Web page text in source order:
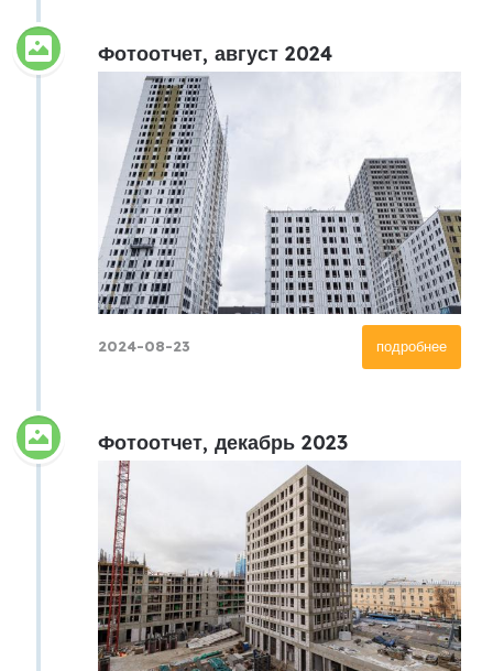
Фотоотчет, август 2024
подробнее
2024-08-23
Фотоотчет, декабрь 2023